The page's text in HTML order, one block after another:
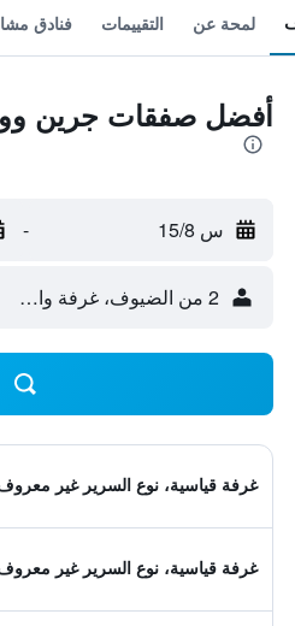
لمحة عن التقييمات فنادق
أفضل صفقات جرين
س 15/8 -
2 من الضيوف، غرفة واحدة
غرفة قياسية، نوع السرير غير
غرفة قياسية، نوع السرير غير